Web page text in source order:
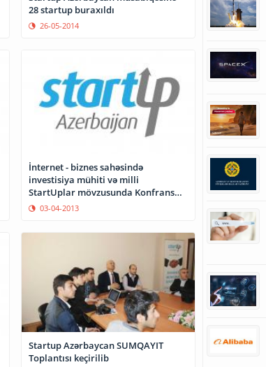
28 startup buraxıldı
26-05-2014
İnternet - biznes sahəsində
investisiya mühiti və milli
StartUplar mövzusunda Konfrans
keçiriləcək
03-04-2013
Startup Azərbaycan SUMQAYIT
Toplantısı keçirilib